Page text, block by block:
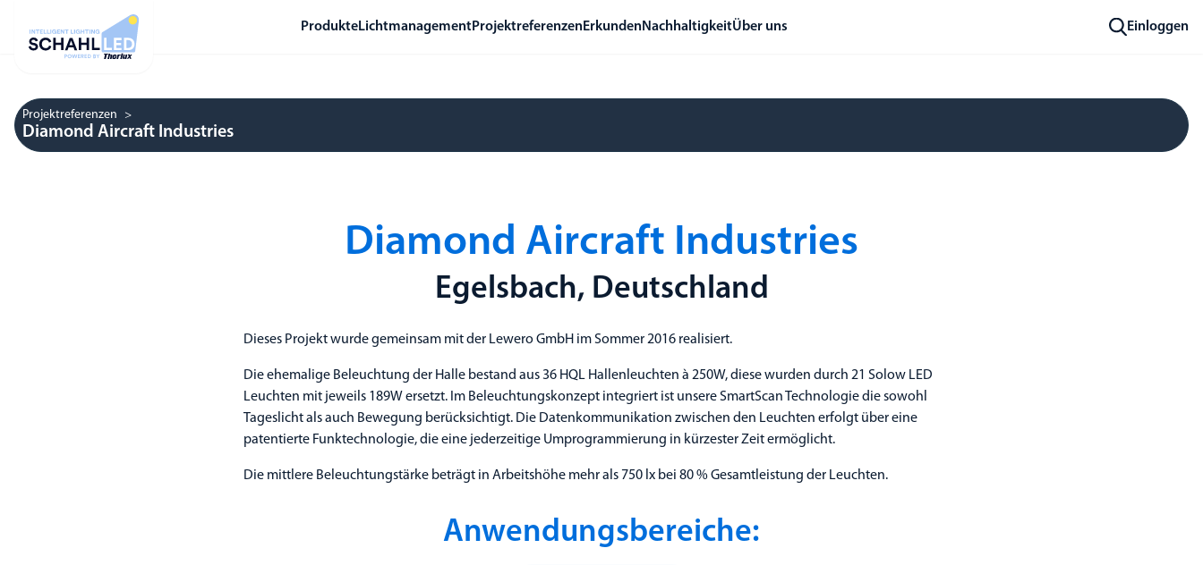
ProdukteLichtmanagementProjektreferenzenErkundenNachhaltigkeitÜber uns Einloggen
Projekt­referenzen
Diamond Aircraft Industries
Diamond Aircraft Industries
Egelsbach, Deutschland
Dieses Projekt wurde gemeinsam mit der Lewero GmbH im Sommer 2016 realisiert.
Die ehemalige Beleuchtung der Halle bestand aus 36 HQL Hallenleuchten à 250W, diese wurden durch 21 Solow LED
Leuchten mit jeweils 189W ersetzt. Im Beleuchtungskonzept integriert ist unsere SmartScan Technologie die sowohl
Tageslicht als auch Bewegung berücksichtigt. Die Datenkommunikation zwischen den Leuchten erfolgt über eine
patentierte Funktechnologie, die eine jederzeitige Umprogrammierung in kürzester Zeit ermöglicht.
Die mittlere Beleuchtungstärke beträgt in Arbeitshöhe mehr als 750 lx bei 80 % Gesamtleistung der Leuchten.
Anwendungsbereiche: